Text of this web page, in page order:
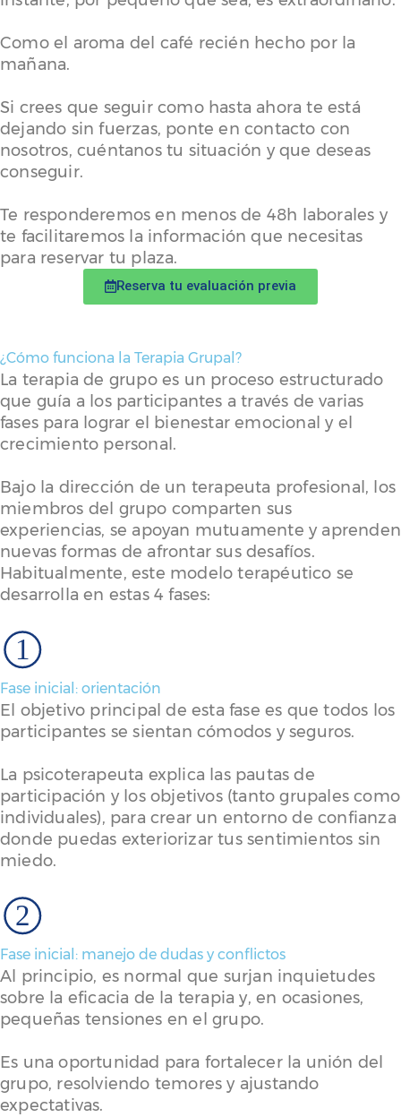
Como el aroma del café recién hecho por la
mañana.
Si crees que seguir como hasta ahora te está
dejando sin fuerzas, ponte en contacto con
nosotros, cuéntanos tu situación y que deseas
conseguir.
Te responderemos en menos de 48h laborales y
te facilitaremos la información que necesitas
para reservar tu plaza.
Reserva tu evaluación previa
¿Cómo funciona la Terapia Grupal?
La terapia de grupo es un proceso estructurado
que guía a los participantes a través de varias
fases para lograr el bienestar emocional y el
crecimiento personal.
Bajo la dirección de un terapeuta profesional, los
miembros del grupo comparten sus
experiencias, se apoyan mutuamente y aprenden
nuevas formas de afrontar sus desafíos.
Habitualmente, este modelo terapéutico se
desarrolla en estas 4 fases:
1
Fase inicial: orientación
El objetivo principal de esta fase es que todos los
participantes se sientan cómodos y seguros.
La psicoterapeuta explica las pautas de
participación y los objetivos (tanto grupales como
individuales), para crear un entorno de confianza
donde puedas exteriorizar tus sentimientos sin
miedo.
2
Fase inicial: manejo de dudas y conflictos
Al principio, es normal que surjan inquietudes
sobre la eficacia de la terapia y, en ocasiones,
pequeñas tensiones en el grupo.
Es una oportunidad para fortalecer la unión del
grupo, resolviendo temores y ajustando
expectativas.